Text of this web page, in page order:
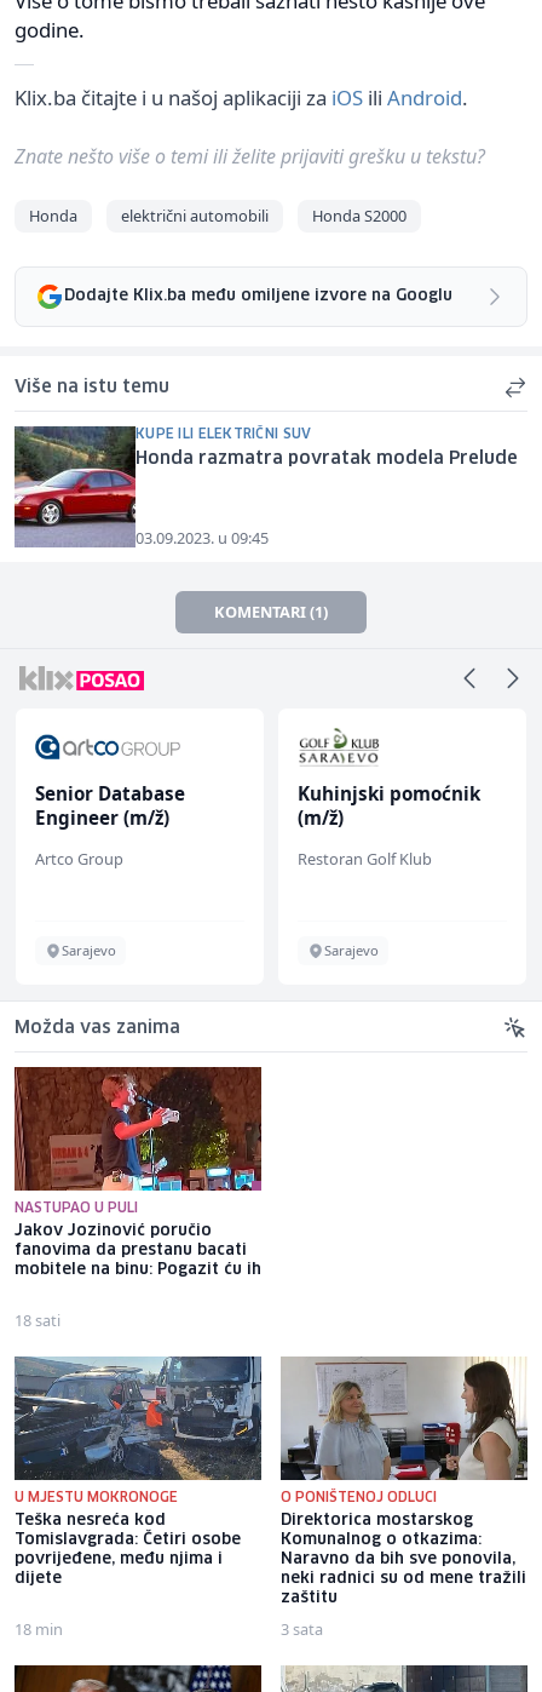
godine.
Klix.ba čitajte i u našoj aplikaciji za iOS ili Android.
Znate nešto više o temi ili želite prijaviti grešku u tekstu?
Honda električni automobili Honda S2000
Dodajte Klix.ba među omiljene izvore na Googlu
Više na istu temu
KUPE ILI ELEKTRIČNI SUV
Honda razmatra povratak modela Prelude
03.09.2023. u 09:45
KOMENTARI (1)
Senior Database
Engineer (m/ž)
Artco Group
Sarajevo
Kuhinjski pomoćnik
(m/ž)
Restoran Golf Klub
Sarajevo
Možda vas zanima
NASTUPAO U PULI
Jakov Jozinović poručio
fanovima da prestanu bacati
mobitele na binu: Pogazit ću ih
18 sati
U MJESTU MOKRONOGE
Teška nesreća kod
Tomislavgrada: Četiri osobe
povrijeđene, među njima i
dijete
18 min
O PONIŠTENOJ ODLUCI
Direktorica mostarskog
Komunalnog o otkazima:
Naravno da bih sve ponovila,
neki radnici su od mene tražili
zaštitu
3 sata